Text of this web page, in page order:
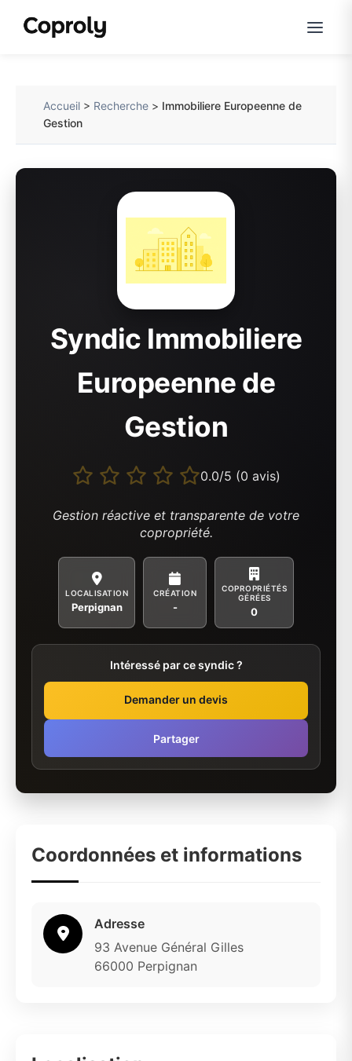
Accueil > Recherche > Immobiliere Europeenne de
Gestion
Syndic Immobiliere
Europeenne de
Gestion
0.0/5 (0 avis)
Gestion réactive et transparente de votre
copropriété.
LOCALISATION
Perpignan
CRÉATION
-
COPROPRIÉTÉS
GÉRÉES
0
Intéressé par ce syndic ?
Demander un devis
Partager
Coordonnées et informations
Adresse
93 Avenue Général Gilles
66000 Perpignan